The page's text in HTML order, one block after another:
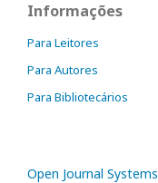
Informações
Para Leitores
Para Autores
Para Bibliotecários
Open Journal Systems